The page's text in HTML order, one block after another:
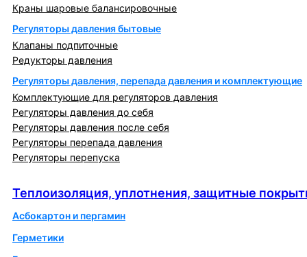
Краны шаровые балансировочные
Регуляторы давления бытовые
Клапаны подпиточные
Редукторы давления
Регуляторы давления, перепада давления и комплектующие
Комплектующие для регуляторов давления
Регуляторы давления до себя
Регуляторы давления после себя
Регуляторы перепада давления
Регуляторы перепуска
Теплоизоляция, уплотнения, защитные
Асбокартон и пергамин
Герметики